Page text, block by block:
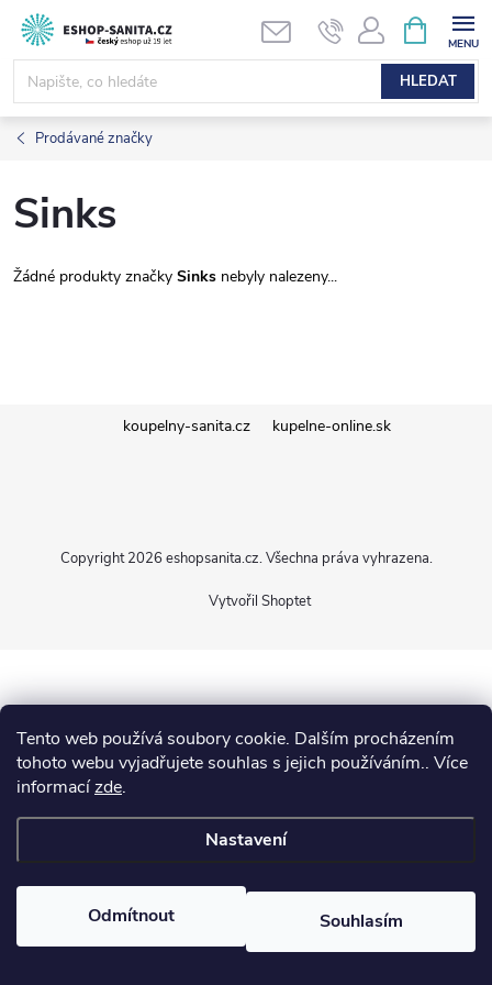
Tento web používá soubory cookie. Dalším procházením
tohoto webu vyjadřujete souhlas s jejich používáním.. Více
informacízde.
Nastavení
Odmítnout Souhlasím
Přejít
obsah
HLEDAT
NÁKUPNÍ
KOŠÍK
Prodávané značky
Sinks
Žádné produkty značky Sinks nebyly nalezeny...
í
koupelny-sanita.cz kupelne-online.sk
Vytvořil Shoptet
Copyright 2026 eshopsanita.cz. Všechna práva vyhrazena.